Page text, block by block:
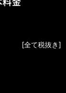
[全て税抜き]